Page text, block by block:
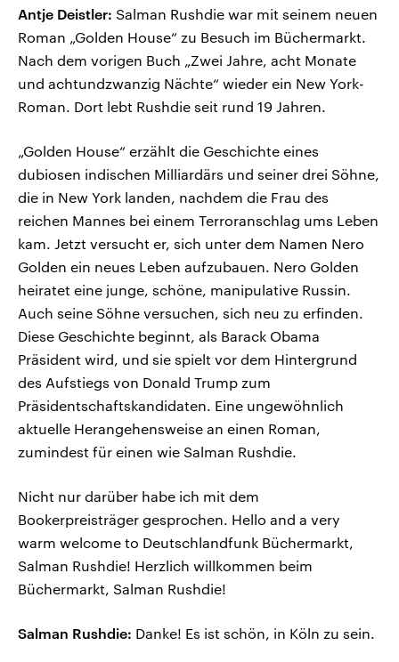
Antje Deistler: Salman Rushdie war mit seinem neuen
Roman „Golden House“ zu Besuch im Büchermarkt.
Nach dem vorigen Buch „Zwei Jahre, acht Monate
und achtundzwanzig Nächte“ wieder ein New York-
Roman. Dort lebt Rushdie seit rund 19 Jahren.
„Golden House“ erzählt die Geschichte eines
dubiosen indischen Milliardärs und seiner drei Söhne,
die in New York landen, nachdem die Frau des
reichen Mannes bei einem Terroranschlag ums Leben
kam. Jetzt versucht er, sich unter dem Namen Nero
Golden ein neues Leben aufzubauen. Nero Golden
heiratet eine junge, schöne, manipulative Russin.
Auch seine Söhne versuchen, sich neu zu erfinden.
Diese Geschichte beginnt, als Barack Obama
Präsident wird, und sie spielt vor dem Hintergrund
des Aufstiegs von Donald Trump zum
Präsidentschaftskandidaten. Eine ungewöhnlich
aktuelle Herangehensweise an einen Roman,
zumindest für einen wie Salman Rushdie.
Nicht nur darüber habe ich mit dem
Bookerpreisträger gesprochen. Hello and a very
warm welcome to Deutschlandfunk Büchermarkt,
Salman Rushdie! Herzlich willkommen beim
Büchermarkt, Salman Rushdie!
Salman Rushdie: Danke! Es ist schön, in Köln zu sein.